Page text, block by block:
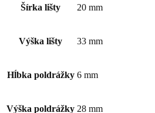
Šírka lišty 20 mm
Výška lišty 33 mm
Hĺbka poldrážky 6 mm
Výška poldrážky 28 mm